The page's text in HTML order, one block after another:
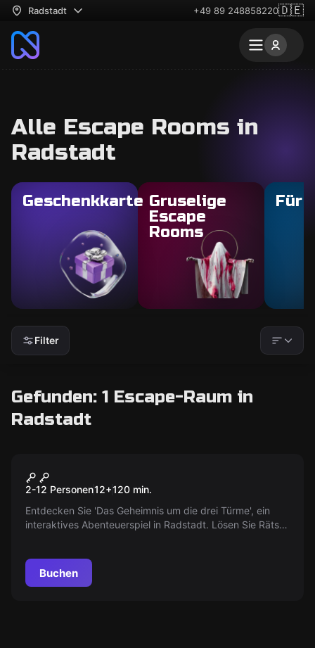
Radstadt +49 89 248858220🇩🇪
Alle Escape Rooms in
Radstadt
Geschenkkarte Gruselige
Escape
Rooms
Für
Filter
Gefunden: 1 Escape-Raum in
Radstadt
Das Geheimnis um die drei
Türme
2-12 Personen12+120 min.
Entdecken Sie 'Das Geheimnis um die drei Türme', ein
interaktives Abenteuerspiel in Radstadt. Lösen Sie Rätsel
Kinder ab 8 Jahren.
Buchen